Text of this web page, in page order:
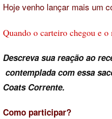
Hoje venho lançar mais um
Quando o carteiro chegou e
Descreva sua reação ao
contemplada com essa
Coats Corrente.
Como participar?